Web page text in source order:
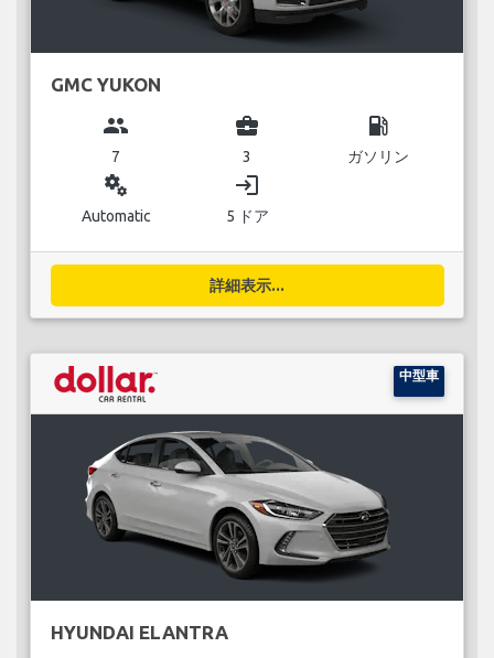
GMC YUKON
group
7
business_center
3
local_gas_station
ガソリン
miscellaneous_services
Automatic
login
5 ドア
詳細表示...
中型車
HYUNDAI ELANTRA